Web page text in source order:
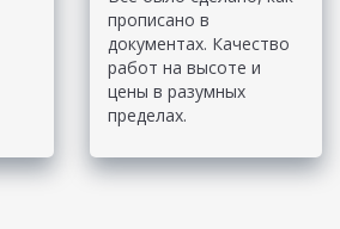
прописано в
документах. Качество
работ на высоте и
цены в разумных
пределах.